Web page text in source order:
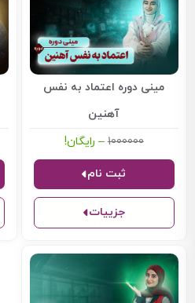
مینی دوره اعتماد به نفس
آهنین
1000000
– رایگان!
جزییات
ثبت نام